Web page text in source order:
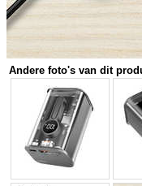
Andere foto's van dit